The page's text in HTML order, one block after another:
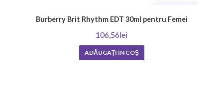
Burberry Brit Rhythm EDT 30ml pentru Femei
106,56lei
ADĂUGAȚI ÎN COŞ